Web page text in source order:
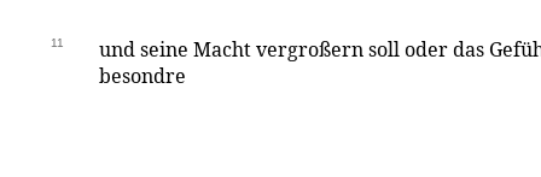
11
und seine Macht vergroßern soll oder das
besondre